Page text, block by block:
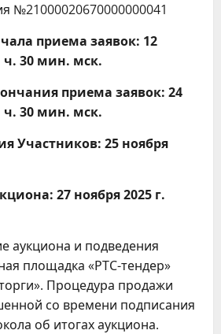
№21000020670000000041
приема заявок: 12
ч. 30 мин. мск.
приема заявок: 24
ч. 30 мин. мск.
Участников: 25 ноября
27 ноября 2025 г.
аукциона и подведения
площадка «РТС-тендер»
Процедура продажи
со времени подписания
об итогах аукциона.